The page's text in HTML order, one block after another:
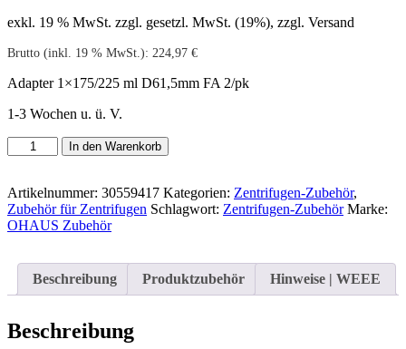
war:
ist:
exkl. 19 % MwSt. zzgl. gesetzl. MwSt. (19%), zzgl. Versand
Brutto (inkl. 19 % MwSt.): 224,97 €
Adapter 1×175/225 ml D61,5mm FA 2/pk
1-3 Wochen u. ü. V.
OHAUS
Adapter
ml
D61,5mm
FA
Art.-
Nr.:
Menge
In den Warenkorb
Artikelnummer: 30559417 Kategorien: Zentrifugen-Zubehör,
Zubehör für Zentrifugen Schlagwort: Zentrifugen-Zubehör Marke:
OHAUS Zubehör
Beschreibung Produktzubehör Hinweise | WEEE
Beschreibung